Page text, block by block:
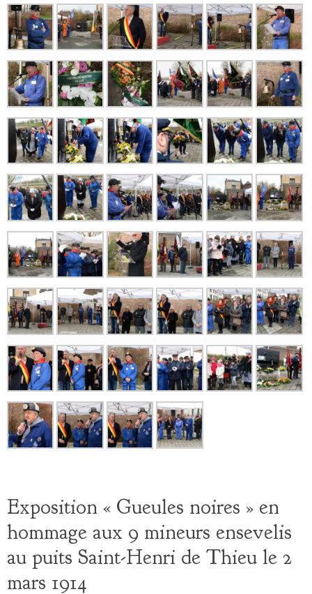
Exposition « Gueules noires » en
hommage aux 9 mineurs ensevelis
au puits Saint-Henri de Thieu le 2
mars 1914